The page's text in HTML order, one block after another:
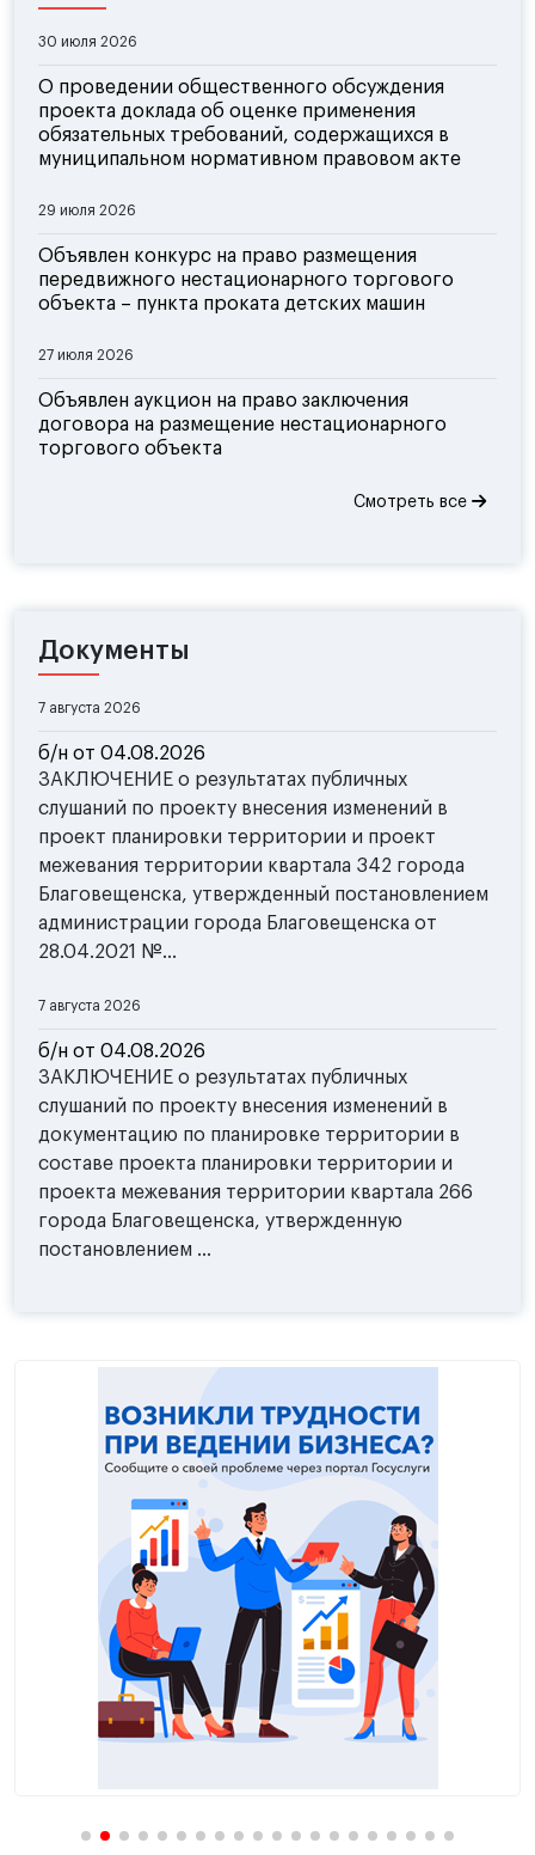
30 июля 2026
О проведении общественного обсуждения
проекта доклада об оценке применения
обязательных требований, содержащихся в
муниципальном нормативном правовом акте
29 июля 2026
Объявлен конкурс на право размещения
передвижного нестационарного торгового
объекта – пункта проката детских машин
27 июля 2026
Объявлен аукцион на право заключения
договора на размещение нестационарного
торгового объекта
Смотреть все
Документы
7 августа 2026
б/н от 04.08.2026
ЗАКЛЮЧЕНИЕ о результатах публичных
слушаний по проекту внесения изменений в
проект планировки территории и проект
межевания территории квартала 342 города
Благовещенска, утвержденный постановлением
администрации города Благовещенска от
28.04.2021 №...
7 августа 2026
б/н от 04.08.2026
ЗАКЛЮЧЕНИЕ о результатах публичных
слушаний по проекту внесения изменений в
документацию по планировке территории в
составе проекта планировки территории и
проекта межевания территории квартала 266
города Благовещенска, утвержденную
постановлением ...